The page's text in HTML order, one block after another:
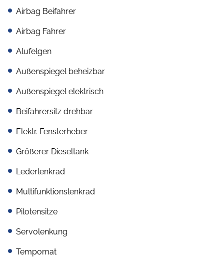
Airbag Beifahrer
Airbag Fahrer
Alufelgen
Außenspiegel beheizbar
Außenspiegel elektrisch
Beifahrersitz drehbar
Elektr. Fensterheber
Größerer Dieseltank
Lederlenkrad
Multifunktionslenkrad
Pilotensitze
Servolenkung
Tempomat